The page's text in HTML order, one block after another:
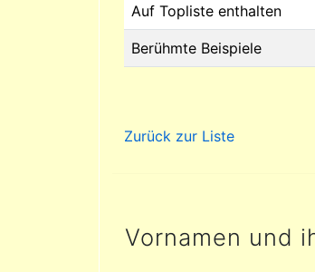
Auf Topliste enthalten
Berühmte Beispiele
Zurück zur Liste
Vornamen und